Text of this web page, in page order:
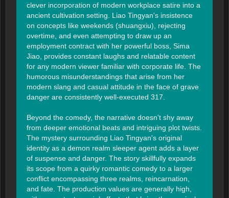
clever incorporation of modern workplace satire into a
ancient cultivation setting. Liao Tingyan's insistence
on concepts like weekends (shuangxiu), rejecting
overtime, and even attempting to draw up an
employment contract with her powerful boss, Sima
Jiao, provides constant laughs and relatable content
for any modern viewer familiar with corporate life. The
humorous misunderstandings that arise from her
modern slang and casual attitude in the face of grave
danger are consistently well-executed 317.
Beyond the comedy, the narrative doesn't shy away
from deeper emotional beats and intriguing plot twists.
The mystery surrounding Liao Tingyan's original
identity as a demon realm sleeper agent adds a layer
of suspense and danger. The story skillfully expands
its scope from a quirky romantic comedy to a larger
conflict encompassing three realms, reincarnation,
and fate. The production values are generally high,